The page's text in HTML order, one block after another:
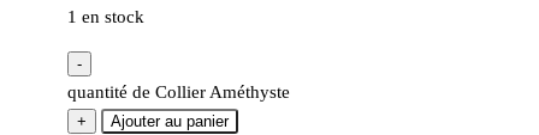
1 en stock
-
quantité de Collier Améthyste
+ Ajouter au panier